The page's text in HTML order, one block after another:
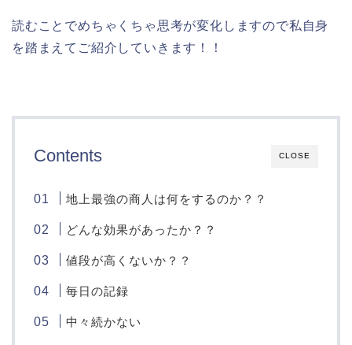
読むことでめちゃくちゃ思考が変化しますので私自身
を踏まえてご紹介していきます！！
CLOSE
Contents
地上最強の商人は何をするのか？？
どんな効果があったか？？
値段が高くないか？？
毎日の記録
中々続かない